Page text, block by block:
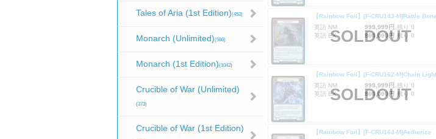
Tales of Aria (1st Edition)(453)
Monarch (Unlimited)(586)
Monarch (1st Edition)(1042)
Crucible of War (Unlimited)
(373)
Crucible of War (1st Edition)
【Rainbow Foil】[F-CRU143-M]Rattle
英語 NM
999,999円 残り 0
英語 EX
800,000円 残り 0
SOLDOUT
【Rainbow Foil】[F-CRU162-M]Chain
英語 NM
999,999円 残り 0
英語 EX
800,000円 残り 0
SOLDOUT
【Rainbow Foil】[F-CRU164-M]Aetherize